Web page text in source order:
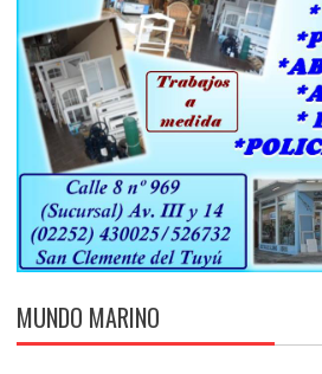
MUNDO MARINO